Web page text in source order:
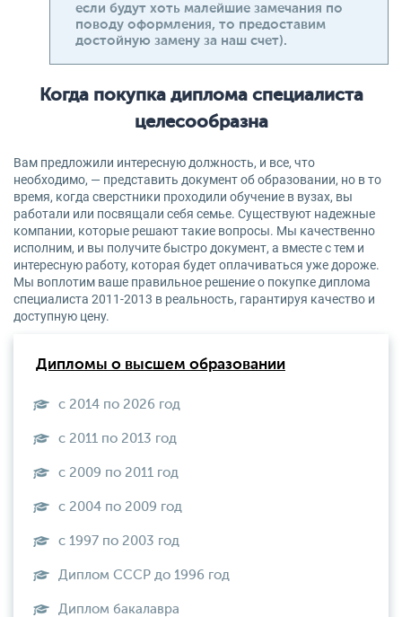
если будут хоть малейшие замечания по
поводу оформления, то предоставим
достойную замену за наш счет).
Когда покупка диплома специалиста
целесообразна
Вам предложили интересную должность, и все, что
необходимо, — представить документ об образовании, но в то
время, когда сверстники проходили обучение в вузах, вы
работали или посвящали себя семье. Существуют надежные
компании, которые решают такие вопросы. Мы качественно
исполним, и вы получите быстро документ, а вместе с тем и
интересную работу, которая будет оплачиваться уже дороже.
Мы воплотим ваше правильное решение о покупке диплома
специалиста 2011-2013 в реальность, гарантируя качество и
доступную цену.
Дипломы о высшем образовании
с 2014 по 2026 год
с 2011 по 2013 год
с 2009 по 2011 год
с 2004 по 2009 год
с 1997 по 2003 год
Диплом СССР до 1996 год
Диплом бакалавра